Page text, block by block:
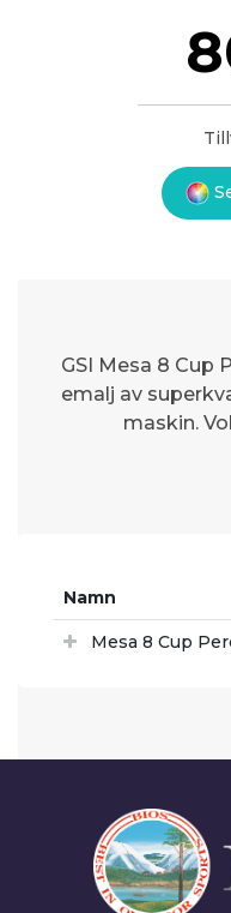
GSI Mesa 8 Cup
emalj av
maskin.
Namn
Mesa 8 Cup